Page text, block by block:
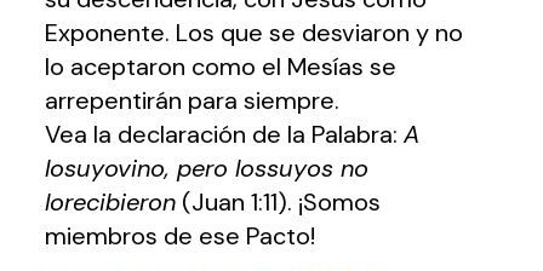
Exponente. Los que se desviaron y no
lo aceptaron como el Mesías se
arrepentirán para siempre.
Vea la declaración de la Palabra: A
losuyovino, pero lossuyos no
lorecibieron(Juan 1:11). ¡Somos
miembros de ese Pacto!